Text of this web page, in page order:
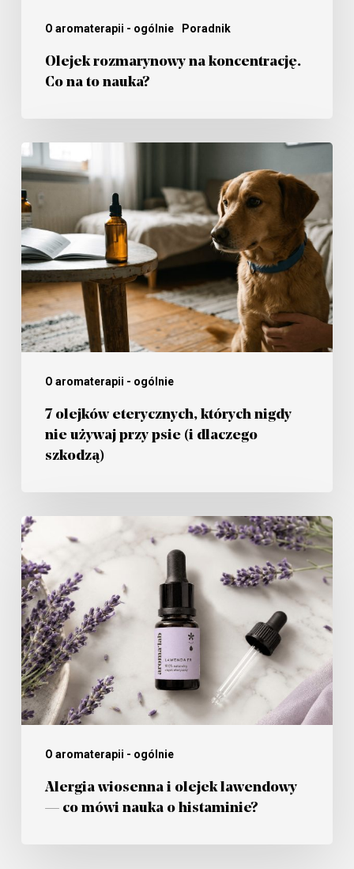
O aromaterapii - ogólnie Poradnik
Olejek rozmarynowy na koncentrację.
Co na to nauka?
O aromaterapii - ogólnie
7
olejków
eterycznych,
których
nigdy
nie
używaj
przy
psie
dlaczego
szkodzą)
7 olejków eterycznych, których nigdy
nie używaj przy psie (i dlaczego
szkodzą)
O aromaterapii - ogólnie
Alergia
wiosenna
i
olejek
lawendowy
—
co
mówi
nauka
histaminie?
Alergia wiosenna i olejek lawendowy
— co mówi nauka o histaminie?